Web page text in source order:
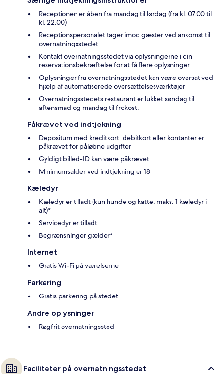
Receptionen er åben fra mandag til lørdag (fra kl. 07.00 til
kl. 22.00)
Receptionspersonalet tager imod gæster ved ankomst til
overnatningsstedet
Kontakt overnatningsstedet via oplysningerne i din
reservationsbekræftelse for at få flere oplysninger
Oplysninger fra overnatningsstedet kan være oversat ved
hjælp af automatiserede oversættelsesværktøjer
Overnatningsstedets restaurant er lukket søndag til
aftensmad og mandag til frokost.
Påkrævet ved indtjekning
Depositum med kreditkort, debitkort eller kontanter er
påkrævet for påløbne udgifter
Gyldigt billed-ID kan være påkrævet
Minimumsalder ved indtjekning er 18
Kæledyr
Kæledyr er tilladt (kun hunde og katte, maks. 1 kæledyr i
alt)*
Servicedyr er tilladt
Begrænsninger gælder*
Internet
Gratis Wi-Fi på værelserne
Parkering
Gratis parkering på stedet
Andre oplysninger
Røgfrit overnatningssted
Faciliteter på overnatningsstedet